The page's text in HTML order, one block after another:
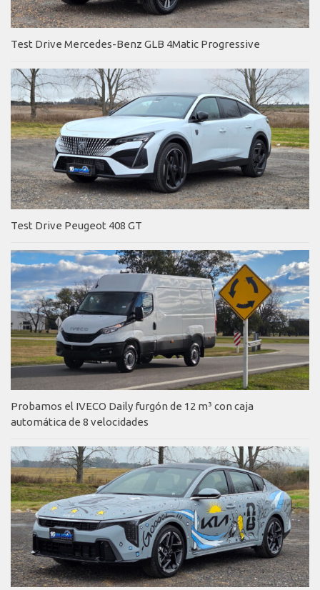
Test Drive Mercedes-Benz GLB 4Matic Progressive
Test Drive Peugeot 408 GT
Probamos el IVECO Daily furgón de 12 m³ con caja
automática de 8 velocidades